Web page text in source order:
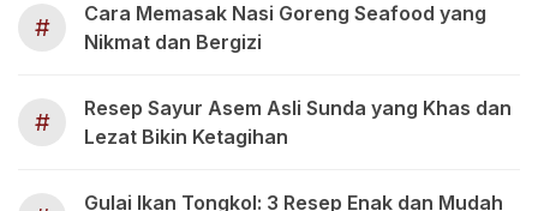
#
Cara Memasak Nasi Goreng Seafood yang
Nikmat dan Bergizi
#
Resep Sayur Asem Asli Sunda yang Khas dan
Lezat Bikin Ketagihan
Gulai Ikan Tongkol: 3 Resep Enak dan Mudah